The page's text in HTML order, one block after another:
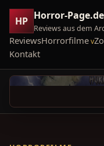
HP Horror-Page.de
Reviews aus dem
ReviewsHorrorfilme
Kontakt